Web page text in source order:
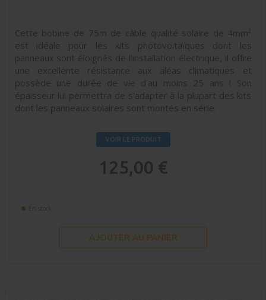
Cette bobine de 75m de câble qualité solaire de 4mm²
est idéale pour les kits photovoltaïques dont les
panneaux sont éloignés de l'installation électrique, il offre
une excellente résistance aux aléas climatiques et
possède une durée de vie d'au moins 25 ans ! Son
épaisseur lui permettra de s'adapter à la plupart des kits
dont les panneaux solaires sont montés en série.
VOIR LE PRODUIT
125,00 €
En stock
AJOUTER AU PANIER